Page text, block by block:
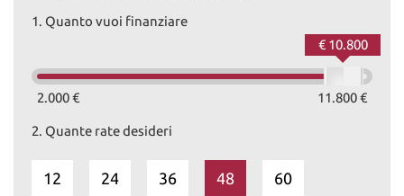
1. Quanto vuoi finanziare
2.000 € 11.800 €
€ 10.800
2. Quante rate desideri
12 24 36 48 60